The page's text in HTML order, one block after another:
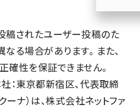
稿されたユーザー投稿のた
る場合があります。 また、
確性を保証できません。
：東京都新宿区、代表取締
ーナ）は、株式会社ネットファ